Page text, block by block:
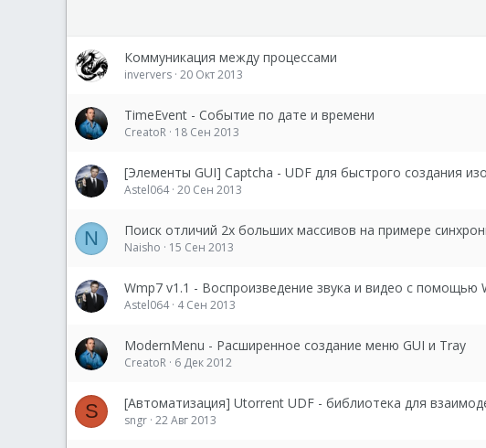
Коммуникация между процессами
inververs 20 Окт 2013
TimeEvent - Событие по дате и времени
CreatoR 18 Сен 2013
[Элементы GUI] Captcha - UDF для быстрого создания
Astel064 20 Сен 2013
N Поиск отличий 2х больших массивов на примере
Naisho 15 Сен 2013
Wmp7 v1.1 - Воспроизведение звука и видео с помощью
Astel064 4 Сен 2013
ModernMenu - Расширенное создание меню GUI и Tray
CreatoR 6 Дек 2012
S [Автоматизация] Utorrent UDF - библиотека для
sngr 22 Авг 2013